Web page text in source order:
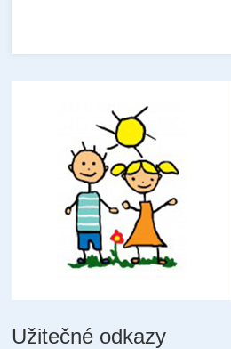
Užitečné odkazy